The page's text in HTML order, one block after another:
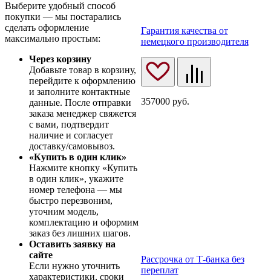
Гарантия качества от
немецкого производителя
357000 руб.
Рассрочка от Т-банка без
переплат
Выберите удобный способ
покупки — мы постарались
сделать оформление
максимально простым:
Через корзину
Добавьте товар в корзину,
перейдите к оформлению
и заполните контактные
данные. После отправки
заказа менеджер свяжется
с вами, подтвердит
наличие и согласует
доставку/самовывоз.
«Купить в один клик»
Нажмите кнопку «Купить
в один клик», укажите
номер телефона — мы
быстро перезвоним,
уточним модель,
комплектацию и оформим
заказ без лишних шагов.
Оставить заявку на
сайте
Если нужно уточнить
характеристики, сроки